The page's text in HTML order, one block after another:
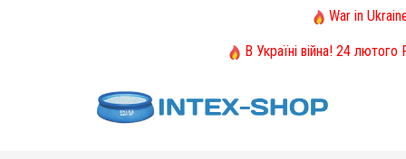
War in
В Україні війна! 24